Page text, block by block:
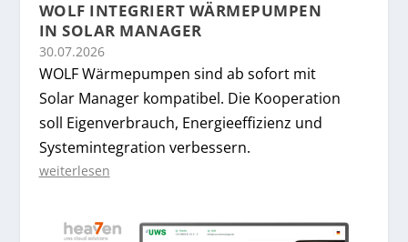
WOLF INTEGRIERT WÄRMEPUMPEN
IN SOLAR MANAGER
30.07.2026
WOLF Wärmepumpen sind ab sofort mit
Solar Manager kompatibel. Die Kooperation
soll Eigenverbrauch, Energieeffizienz und
Systemintegration verbessern.
weiterlesen